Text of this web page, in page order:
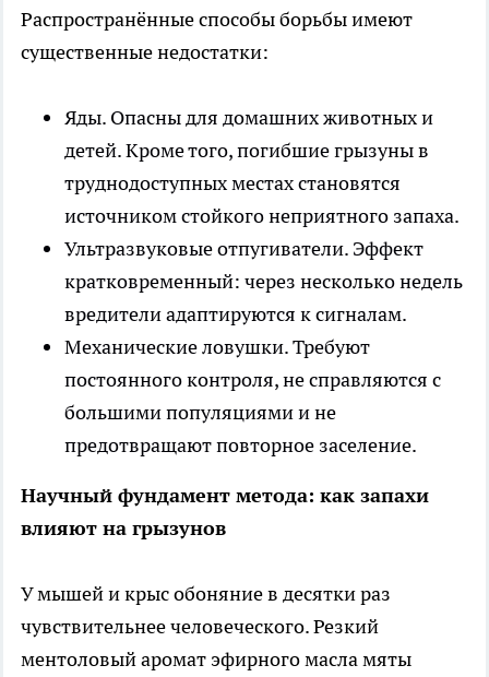
Распространённые способы борьбы имеют
существенные недостатки:
Яды. Опасны для домашних животных и
детей. Кроме того, погибшие грызуны в
труднодоступных местах становятся
источником стойкого неприятного запаха.
Ультразвуковые отпугиватели. Эффект
кратковременный: через несколько недель
вредители адаптируются к сигналам.
Механические ловушки. Требуют
постоянного контроля, не справляются с
большими популяциями и не
предотвращают повторное заселение.
Научный фундамент метода: как запахи
влияют на грызунов
У мышей и крыс обоняние в десятки раз
чувствительнее человеческого. Резкий
ментоловый аромат эфирного масла мяты